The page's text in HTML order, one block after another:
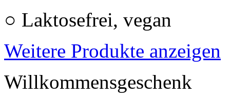
○ Laktosefrei, vegan
Weitere Produkte anzeigen
Willkommensgeschenk